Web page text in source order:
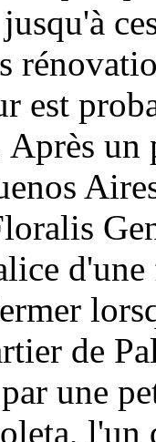
est
un
de
une
l'un